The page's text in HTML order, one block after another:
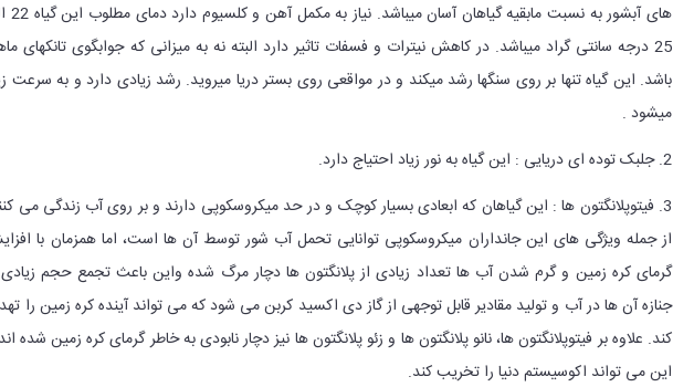
های آبشور به نسبت مابقیه
25 درجه سانتی گراد میباشد. در کاهش نیترات و فسفات تاثیر دارد البته نه به میزانی که جوابگوی تانکهای
باشد. این گیاه تنها بر روی سنگها رشد میکند و در مواقعی روی بستر دریا میروید. رشد زیادی دارد و به سرعت
میشود .
2. جلبک توده ای دریایی : این گیاه به نور زیاد احتیاج دارد.
3. فیتوپلانگتون ها : این گیاهان که ابعادی بسیار کوچک و در حد میکروسکوپی دارند و بر روی آب زندگی می
از جمله ویژگی های این جانداران میکروسکوپی توانایی تحمل آب شور توسط آن ها است، اما همزمان با
گرمای کره زمین و گرم شدن آب ها تعداد زیادی از پلانگتون ها دچار مرگ شده واین باعث تجمع حجم
جنازه آن ها در آب و تولید مقادیر قابل توجهی از گاز دی اکسید کربن می شود که می تواند آینده کره زمین را
کند. علاوه بر فیتوپلانگتون ها، نانو پلانگتون ها و زئو پلانگتون ها نیز دچار نابودی به خاطر گرمای کره زمین شده
این می تواند اکوسیستم دنیا را تخریب کند.